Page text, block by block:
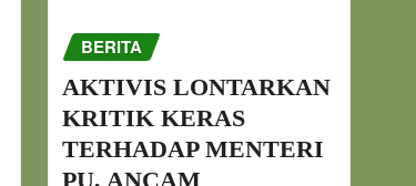
BERITA
AKTIVIS LONTARKAN
KRITIK KERAS
TERHADAP MENTERI
PU, ANCAM